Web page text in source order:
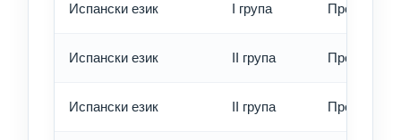
Испански език I група Превод -
Испански език II група Превод -
Испански език II група Превод -